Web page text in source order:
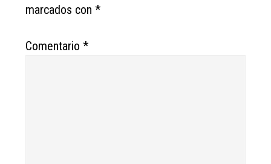
marcados con*
Comentario*